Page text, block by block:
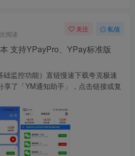
阅读
关注 私信
支持YPayPro、YPay标准版
监控功能）直链慢速下载夸克极速
了「YM通知助手」，点击链接或复